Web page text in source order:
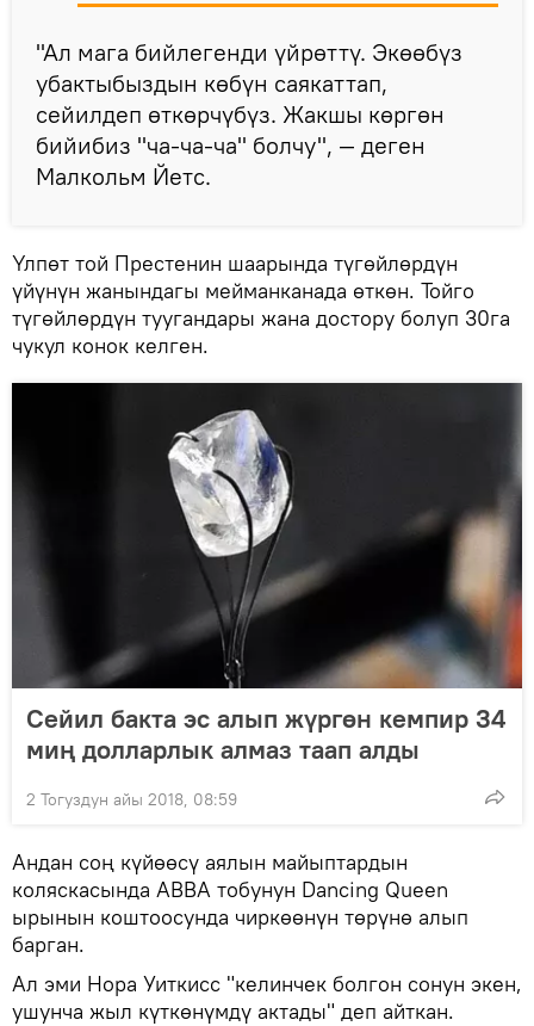
"Ал мага бийлегенди үйрөттү. Экөөбүз
убактыбыздын көбүн саякаттап,
сейилдеп өткөрчүбүз. Жакшы көргөн
бийибиз "ча-ча-ча" болчу", — деген
Малкольм Йетс.
Үлпөт той Престенин шаарында түгөйлөрдүн
үйүнүн жанындагы мейманканада өткөн. Тойго
түгөйлөрдүн туугандары жана достору болуп 30га
чукул конок келген.
Сейил бакта эс алып жүргөн кемпир 34
миң долларлык алмаз таап алды
2 Тогуздун айы 2018, 08:59
Андан соң күйөөсү аялын майыптардын
коляскасында ABBA тобунун Dancing Queen
ырынын коштоосунда чиркөөнүн төрүнө алып
барган.
Ал эми Нора Уиткисс "келинчек болгон сонун экен,
ушунча жыл күткөнүмдү актады" деп айткан.